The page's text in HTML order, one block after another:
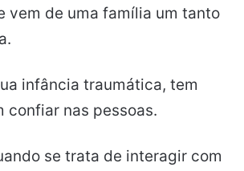
vem de uma família um tanto
infância traumática, tem
confiar nas pessoas.
se trata de interagir com